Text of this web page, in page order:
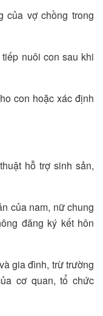
của vợ chồng trong
nuôi con sau khi
con hoặc xác định
hỗ trợ sinh sản,
của nam, nữ chung
đăng ký kết hôn
gia đình, trừ trường
cơ quan, tổ chức